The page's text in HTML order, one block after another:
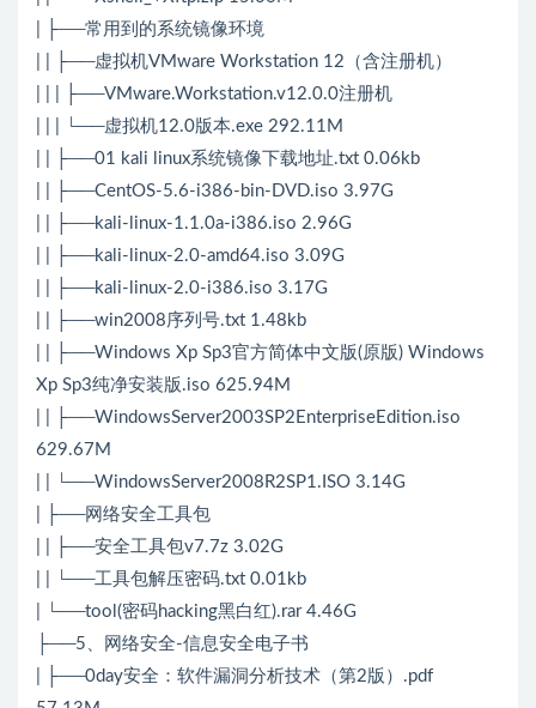
| ├──常用到的系统镜像环境
| | ├──虚拟机VMware Workstation 12（含注册机）
| | | ├──VMware.Workstation.v12.0.0注册机
| | | └──虚拟机12.0版本.exe 292.11M
| | ├──01 kali linux系统镜像下载地址.txt 0.06kb
| | ├──CentOS-5.6-i386-bin-DVD.iso 3.97G
| | ├──kali-linux-1.1.0a-i386.iso 2.96G
| | ├──kali-linux-2.0-amd64.iso 3.09G
| | ├──kali-linux-2.0-i386.iso 3.17G
| | ├──win2008序列号.txt 1.48kb
| | ├──Windows Xp Sp3官方简体中文版(原版) Windows
Xp Sp3纯净安装版.iso 625.94M
| | ├──WindowsServer2003SP2EnterpriseEdition.iso
629.67M
| | └──WindowsServer2008R2SP1.ISO 3.14G
| ├──网络安全工具包
| | ├──安全工具包v7.7z 3.02G
| | └──工具包解压密码.txt 0.01kb
| └──tool(密码hacking黑白红).rar 4.46G
├──5、网络安全-信息安全电子书
| ├──0day安全：软件漏洞分析技术（第2版）.pdf